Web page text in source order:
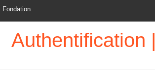
Fondation
Authentification |